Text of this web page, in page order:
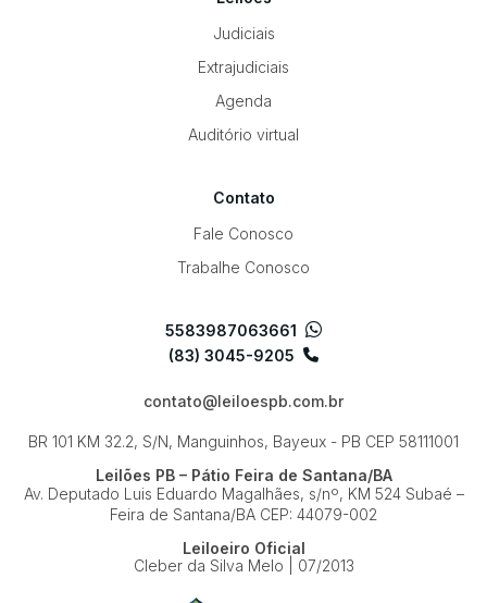
Judiciais
Extrajudiciais
Agenda
Auditório virtual
Contato
Fale Conosco
Trabalhe Conosco
5583987063661
(83) 3045-9205
contato@leiloespb.com.br
BR 101 KM 32.2, S/N, Manguinhos, Bayeux - PB CEP 58111001
Leilões PB – Pátio Feira de Santana/BA
Av. Deputado Luis Eduardo Magalhães, s/nº, KM 524Subaé –
Feira de Santana/BA CEP: 44079-002
Leiloeiro Oficial
Cleber da Silva Melo | 07/2013